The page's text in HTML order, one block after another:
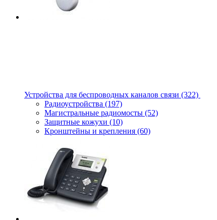
Устройства для беспроводных каналов связи (322)
Радиоустройства (197)
Магистральные радиомосты (52)
Защитные кожухи (10)
Кронштейны и крепления (60)